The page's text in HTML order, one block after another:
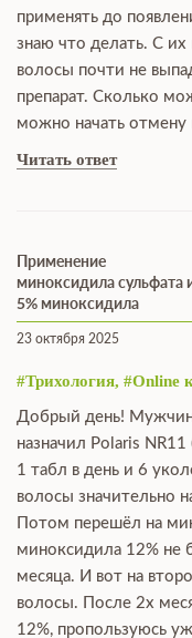
применять до
знаю что делать. С
волосы почти не
препарат. Сколько
можно начать отмену
Читать ответ
Применение
миноксидила сульфата
5% миноксидила
23 октября 2025
#Трихология, #Online
Добрый день!
назначил Polaris
1 табл в день и 6
волосы значительно
Потом перешёл на
миноксидила 12% не
месяца. И вот на
волосы. После 2х
12%, пропользуюсь